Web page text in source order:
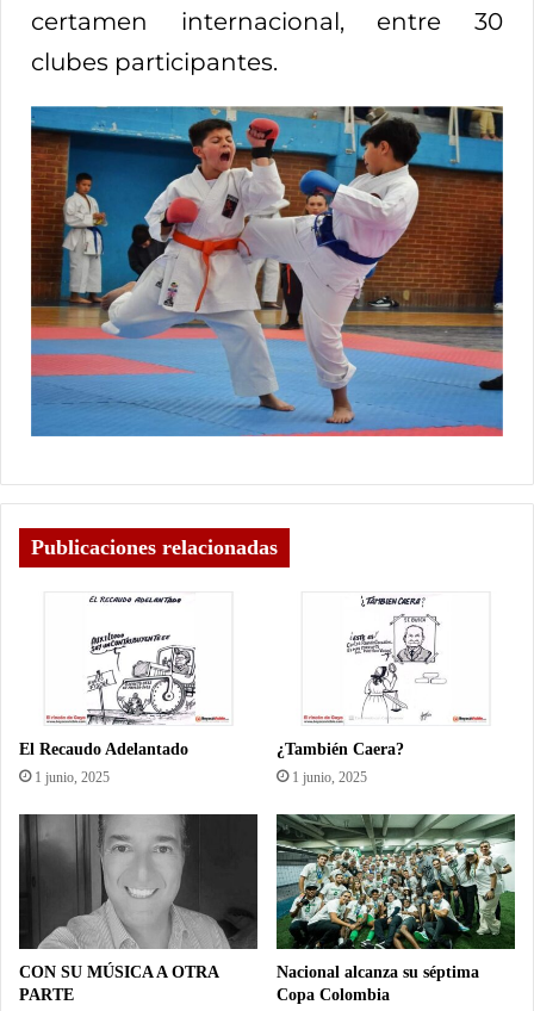
certamen internacional, entre 30
clubes participantes.
Publicaciones relacionadas
El Recaudo Adelantado
1 junio, 2025
¿También Caera?
1 junio, 2025
CON SU MÚSICA A OTRA
PARTE
Nacional alcanza su séptima
Copa Colombia